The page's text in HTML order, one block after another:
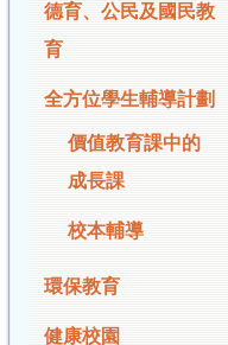
德育、公民及國民教
育
全方位學生輔導計劃
價值教育課中的
成長課
校本輔導
環保教育
健康校園